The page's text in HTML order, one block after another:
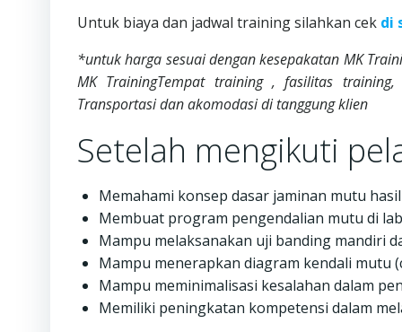
Untuk biaya dan jadwal training silahkan cek di
*untuk harga sesuai dengan kesepakatan MK
MK TrainingTempat training , fasilitas
Transportasi dan akomodasi di tanggung klien
Setelah mengikuti
Memahami konsep dasar jaminan mutu
Membuat program pengendalian mutu di
Mampu melaksanakan uji banding mandiri
Mampu menerapkan diagram kendali mutu
Mampu meminimalisasi kesalahan dalam
Memiliki peningkatan kompetensi dalam